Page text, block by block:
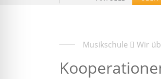
Musikpädagogen
Künstler
Musikschule Wir